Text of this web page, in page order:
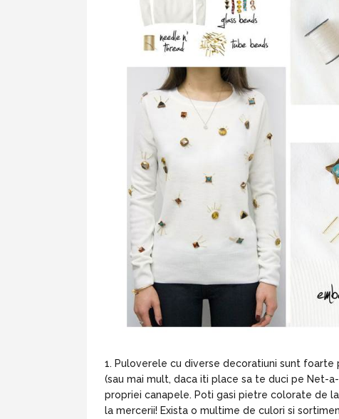
Puloverele cu diverse decoratiuni sunt
(sau mai mult, daca iti place sa te duci pe
propriei canapele. Poti gasi pietre colorate de
la mercerii! Exista o multime de culori si